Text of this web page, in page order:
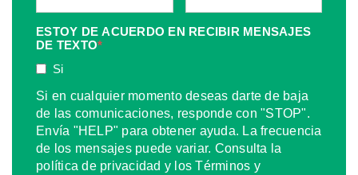
ESTOY DE ACUERDO EN RECIBIR MENSAJES
DE TEXTO*
Si
Si en cualquier momento deseas darte de baja
de las comunicaciones, responde con "STOP".
Envía "HELP" para obtener ayuda. La frecuencia
de los mensajes puede variar. Consulta la
política de privacidad y los Términos y